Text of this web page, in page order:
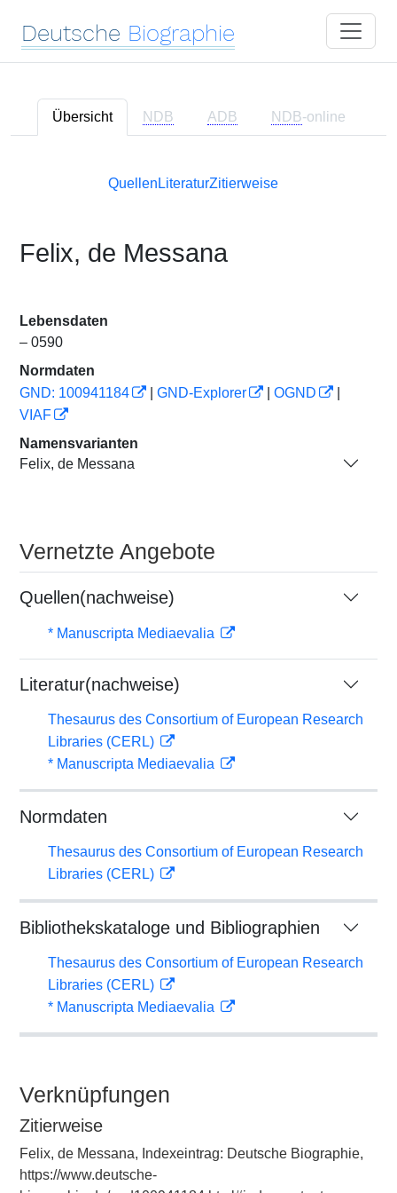
Deutsche Biographie
Übersicht NDB ADB NDB-online
Quellen LiteraturZitierweise
Felix, de Messana
Lebensdaten
– 0590
Normdaten
GND: 100941184
GND-Explorer OGND
VIAF
Namensvarianten
Felix, de Messana
Vernetzte Angebote
Quellen(nachweise)
* Manuscripta Mediaevalia
Literatur(nachweise)
Thesaurus des Consortium of European Research
Libraries (CERL)
* Manuscripta Mediaevalia
Normdaten
Thesaurus des Consortium of European Research
Libraries (CERL)
Bibliothekskataloge und Bibliographien
Thesaurus des Consortium of European Research
Libraries (CERL)
* Manuscripta Mediaevalia
Verknüpfungen
Zitierweise
Felix, de Messana, Indexeintrag: Deutsche Biographie,
https://www.deutsche-